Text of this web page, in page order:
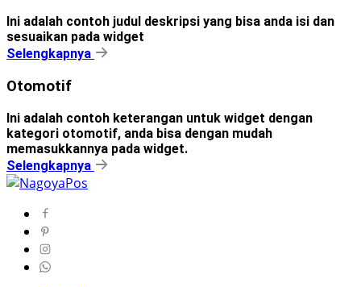
Ini adalah contoh judul deskripsi yang bisa anda isi dan
sesuaikan pada widget
Selengkapnya
Otomotif
Ini adalah contoh keterangan untuk widget dengan
kategori otomotif, anda bisa dengan mudah
memasukkannya pada widget.
Selengkapnya